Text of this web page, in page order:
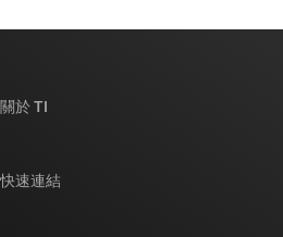
關於 TI
快速連結